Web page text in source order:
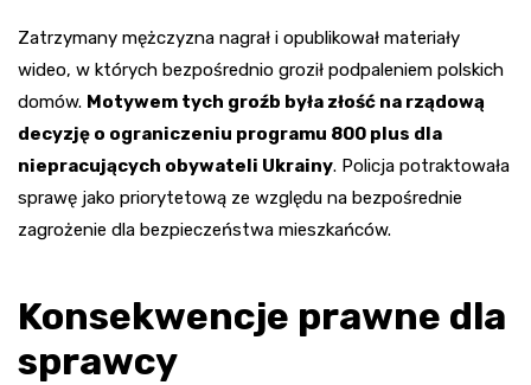
Zatrzymany mężczyzna nagrał i opublikował materiały
wideo, w których bezpośrednio groził podpaleniem polskich
domów. Motywem tych groźb była złość na rządową
decyzję o ograniczeniu programu 800 plus dla
niepracujących obywateli Ukrainy. Policja potraktowała
sprawę jako priorytetową ze względu na bezpośrednie
zagrożenie dla bezpieczeństwa mieszkańców.
Konsekwencje prawne dla
sprawcy